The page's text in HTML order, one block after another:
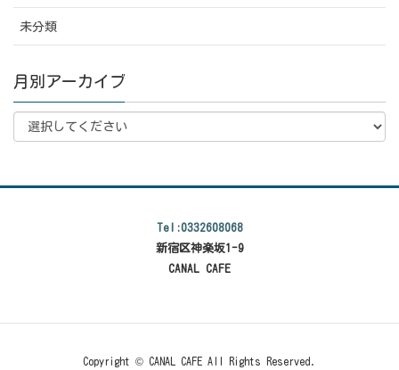
未分類
月別アーカイブ
Tel:0332608068
新宿区神楽坂1-9
CANAL CAFE
Copyright © CANAL CAFE All Rights Reserved.